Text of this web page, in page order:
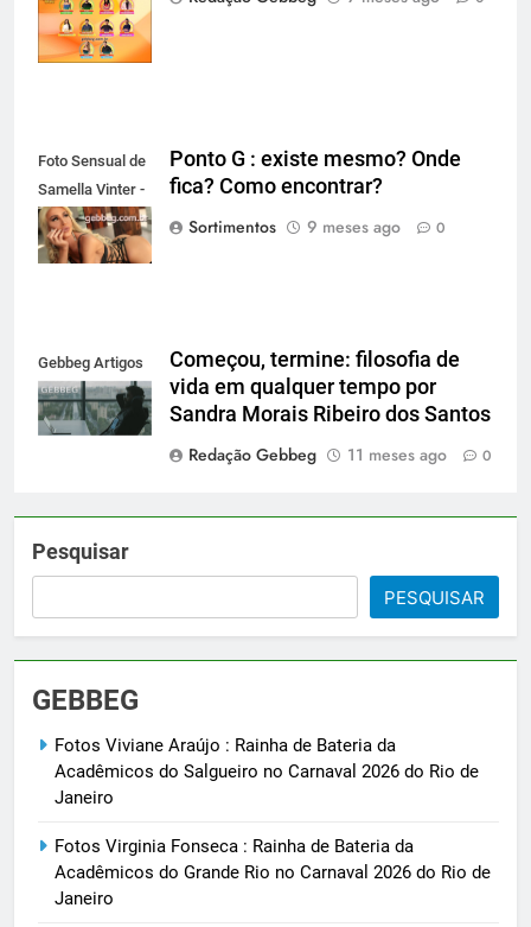
Globo
Foto Sensual de
Samella Vinter -
gebbeg.com.br
Ponto G : existe mesmo? Onde
fica? Como encontrar?
Sortimentos
9 meses ago 0
Gebbeg Artigos
Começou, termine: filosofia de
vida em qualquer tempo por
Sandra Morais Ribeiro dos Santos
Redação Gebbeg
11 meses ago 0
Pesquisar
PESQUISAR
GEBBEG
Fotos Viviane Araújo : Rainha de Bateria da
Acadêmicos do Salgueiro no Carnaval 2026 do Rio de
Janeiro
Fotos Virginia Fonseca : Rainha de Bateria da
Acadêmicos do Grande Rio no Carnaval 2026 do Rio de
Janeiro